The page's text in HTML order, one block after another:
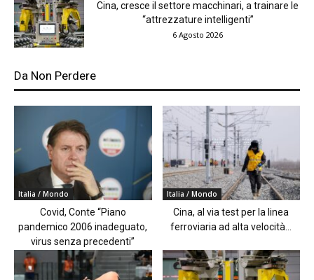
Cina, cresce il settore macchinari, a trainare le
“attrezzature intelligenti”
6 Agosto 2026
Da Non Perdere
Italia / Mondo
Covid, Conte “Piano
pandemico 2006 inadeguato,
virus senza precedenti”
Italia / Mondo
Cina, al via test per la linea
ferroviaria ad alta velocità...